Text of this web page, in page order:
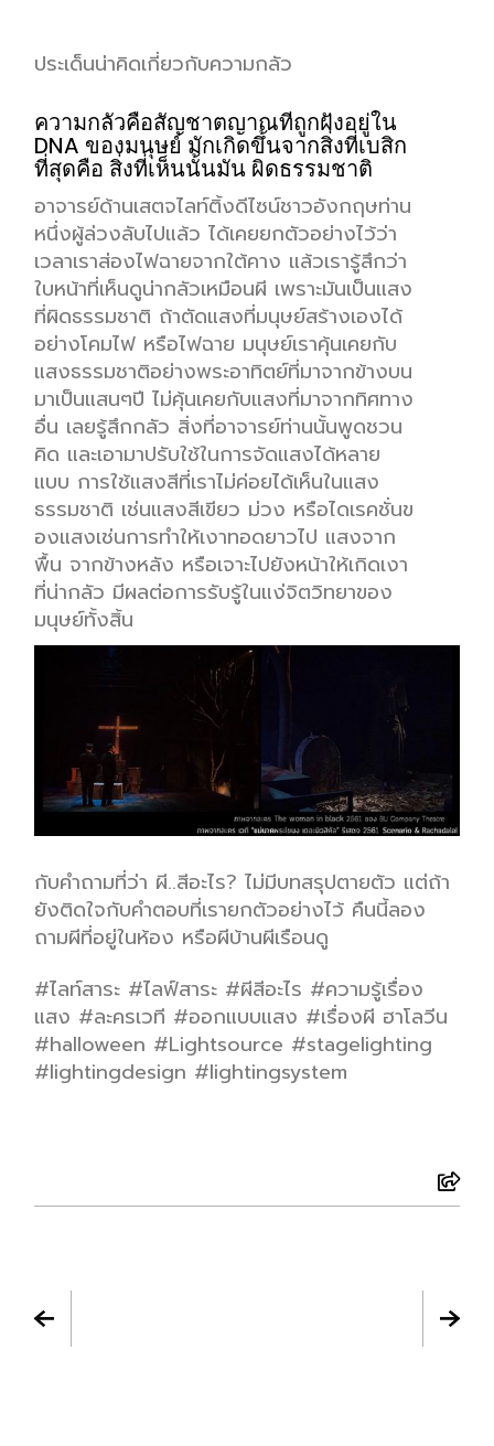
ประเด็นน่าคิดเกี่ยวกับความกลัว
ความกลัวคือสัญชาตญาณทีถูกฝังอยู่ใน
DNA ของมนุษย์ มักเกิดขึ้นจากสิ่งที่เบสิก
ที่สุดคือ สิ่งที่เห็นนั้นมัน ผิดธรรมชาติ
อาจารย์ด้านเสตจไลท์ติ้งดีไซน์ชาวอังกฤษท่าน
หนึ่งผู้ล่วงลับไปแล้ว ได้เคยยกตัวอย่างไว้ว่า
เวลาเราส่องไฟฉายจากใต้คาง แล้วเรารู้สึกว่า
ใบหน้าที่เห็นดูน่ากลัวเหมือนผี เพราะมันเป็นแสง
ที่ผิดธรรมชาติ ถ้าตัดแสงที่มนุษย์สร้างเองได้
อย่างโคมไฟ หรือไฟฉาย มนุษย์เราคุ้นเคยกับ
แสงธรรมชาติอย่างพระอาทิตย์ที่มาจากข้างบน
มาเป็นแสนๆปี ไม่คุ้นเคยกับแสงที่มาจากทิศทาง
อื่น เลยรู้สึกกลัว สิ่งที่อาจารย์ท่านนั้นพูดชวน
คิด และเอามาปรับใช้ในการจัดแสงได้หลาย
แบบ การใช้แสงสีที่เราไม่ค่อยได้เห็นในแสง
ธรรมชาติ เช่นแสงสีเขียว ม่วง หรือไดเรคชั่นข
องแสงเช่นการทำให้เงาทอดยาวไป แสงจาก
พื้น จากข้างหลัง หรือเจาะไปยังหน้าให้เกิดเงา
ที่น่ากลัว มีผลต่อการรับรู้ในแง่จิตวิทยาของ
มนุษย์ทั้งสิ้น
กับคำถามที่ว่า ผี..สีอะไร? ไม่มีบทสรุปตายตัว แต่ถ้า
ยังติดใจกับคำตอบที่เรายกตัวอย่างไว้ คืนนี้ลอง
ถามผีที่อยู่ในห้อง หรือผีบ้านผีเรือนดู
#ไลท์สาระ #ไลฟ์สาระ #ผีสีอะไร #ความรู้เรื่อง
แสง #ละครเวที #ออกแบบแสง #เรื่องผี ฮาโลวีน
#halloween #Lightsource #stagelighting
#lightingdesign #lightingsystem